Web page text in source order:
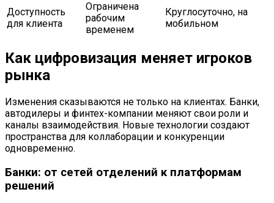
Доступность
для клиента
Ограничена
рабочим
временем
Круглосуточно, на
мобильном
Как цифровизация меняет игроков
рынка
Изменения сказываются не только на клиентах. Банки,
автодилеры и финтех-компании меняют свои роли и
каналы взаимодействия. Новые технологии создают
пространства для коллаборации и конкуренции
одновременно.
Банки: от сетей отделений к платформам
решений